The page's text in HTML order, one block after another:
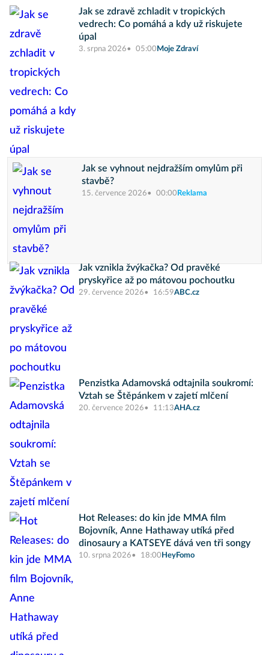
Jak se zdravě zchladit v tropických
vedrech: Co pomáhá a kdy už riskujete
úpal
3. srpna 2026 05:00 Moje Zdraví
Jak se vyhnout nejdražším omylům při
stavbě?
15. července 2026 00:00 Reklama
Jak vznikla žvýkačka? Od pravěké
pryskyřice až po mátovou pochoutku
29. července 2026 16:59ABC.cz
Penzistka Adamovská odtajnila soukromí:
Vztah se Štěpánkem v zajetí mlčení
20. července 2026 11:13AHA.cz
Hot Releases: do kin jde MMA film
Bojovník, Anne Hathaway utíká před
dinosaury a KATSEYE dává ven tři songy
10. srpna 2026 18:00 HeyFomo